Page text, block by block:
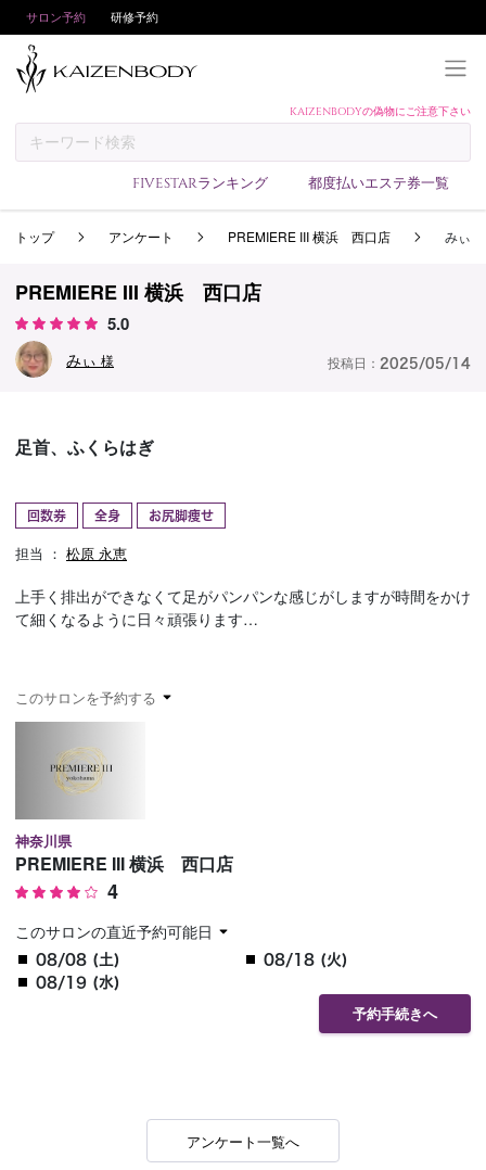
サロン予約 研修予約
KAIZENBODYの偽物にご注意下さい
FIVESTARランキング 都度払いエステ券一覧
予約方法
サロンランキング
技術者ランキング
予約確認
トップ アンケート PREMIERE III 横浜 西口店 みぃ
PREMIERE III 横浜 西口店
5.0
みぃ 様 投稿日： 2025/05/14
足首、ふくらはぎ
回数券 全身 お尻脚痩せ
担当 ： 松原 永恵
上手く排出ができなくて足がパンパンな感じがしますが時間をかけ
て細くなるように日々頑張ります…
このサロンを予約する
神奈川県
PREMIERE III 横浜 西口店
4
このサロンの直近予約可能日
08/08 (土)
08/18 (火)
08/19 (水)
予約手続きへ
アンケート一覧へ